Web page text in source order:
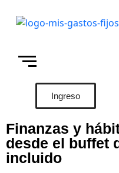
Ingreso
Finanzas y
desde el buffet
incluido